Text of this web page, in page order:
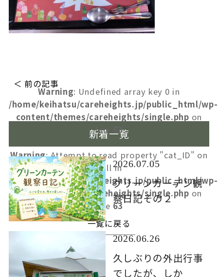
＜ 前の記事
Warning: Undefined array key 0 in
/home/keihatsu/careheights.jp/public_html/wp-
content/themes/careheights/single.php on
line
63
Warning: Attempt to read property "cat_ID" on
null in
/home/keihatsu/careheights.jp/public_html/wp-
content/themes/careheights/single.php on
line 63
一覧に戻る
新着一覧
2026.07.05
グリーンカーテン観
察日記その２
2026.06.26
久しぶりの外出行事
でしたが、しか